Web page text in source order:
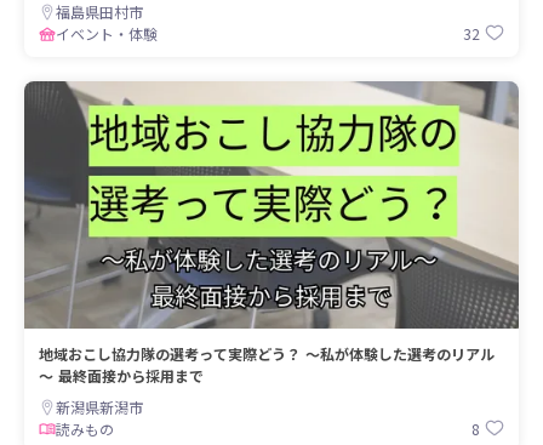
福島県田村市
イベント・体験
32
地域おこし協力隊の選考って実際どう？ ～私が体験した選考のリアル
～ 最終面接から採用まで
新潟県新潟市
読みもの
8